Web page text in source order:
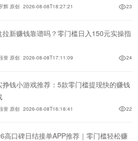
辉 原创 2026-08-08T18:27:21 23
拉新赚钱靠谱吗？零门槛日入150元实操指
誉 原创 2026-08-08T17:11:09 24
挣钱小游戏推荐：5款零门槛提现快的赚钱
誉 原创 2026-08-08T16:18:41 22
高口碑日结接单APP推荐｜零门槛轻松赚